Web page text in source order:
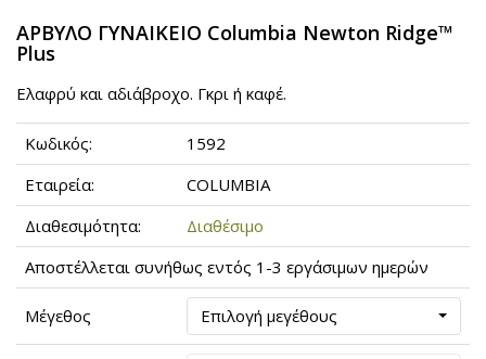
ΑΡΒΥΛΟ ΓΥΝΑΙΚΕΙΟ Columbia Newton Ridge™
Plus
Eλαφρύ και αδιάβροχο. Γκρι ή καφέ.
Κωδικός:
1592
Εταιρεία:
COLUMBIA
Διαθεσιμότητα:
Διαθέσιμο
Αποστέλλεται συνήθως εντός 1-3 εργάσιμων ημερών
Μέγεθος Επιλογή μεγέθους